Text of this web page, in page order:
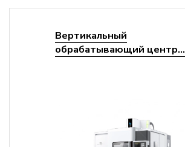
Вертикальный
обрабатывающий центр...